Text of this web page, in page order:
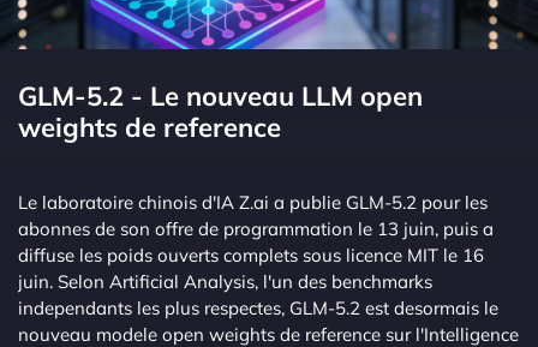
GLM-5.2 - Le nouveau LLM open
weights de reference
Le laboratoire chinois d'IA Z.ai a publie GLM-5.2 pour les
abonnes de son offre de programmation le 13 juin, puis a
diffuse les poids ouverts complets sous licence MIT le 16
juin. Selon Artificial Analysis, l'un des benchmarks
independants les plus respectes, GLM-5.2 est desormais le
nouveau modele open weights de reference sur l'Intelligence